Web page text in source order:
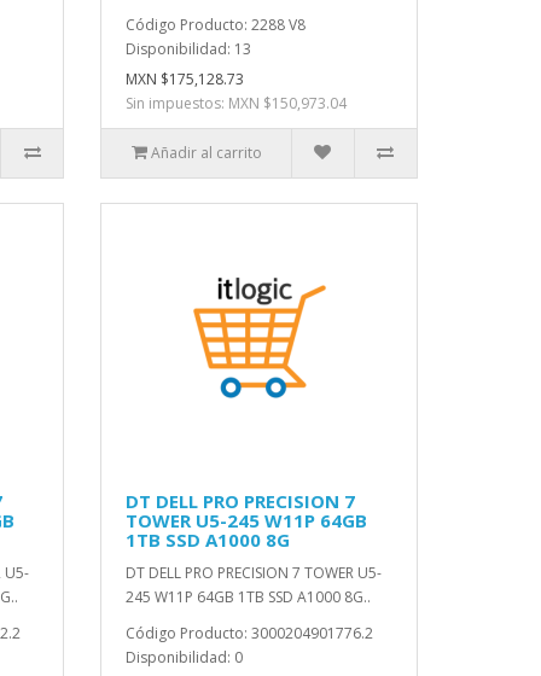
Código Producto: 2288 V8
Disponibilidad: 13
MXN $175,128.73
Sin impuestos: MXN $150,973.04
Añadir al carrito
U5-
DT DELL PRO PRECISION 7
TOWER U5-245 W11P 64GB
1TB SSD A1000 8G
DT DELL PRO PRECISION 7 TOWER U5-
245 W11P 64GB 1TB SSD A1000 8G..
Código Producto: 3000204901776.2
Disponibilidad: 0